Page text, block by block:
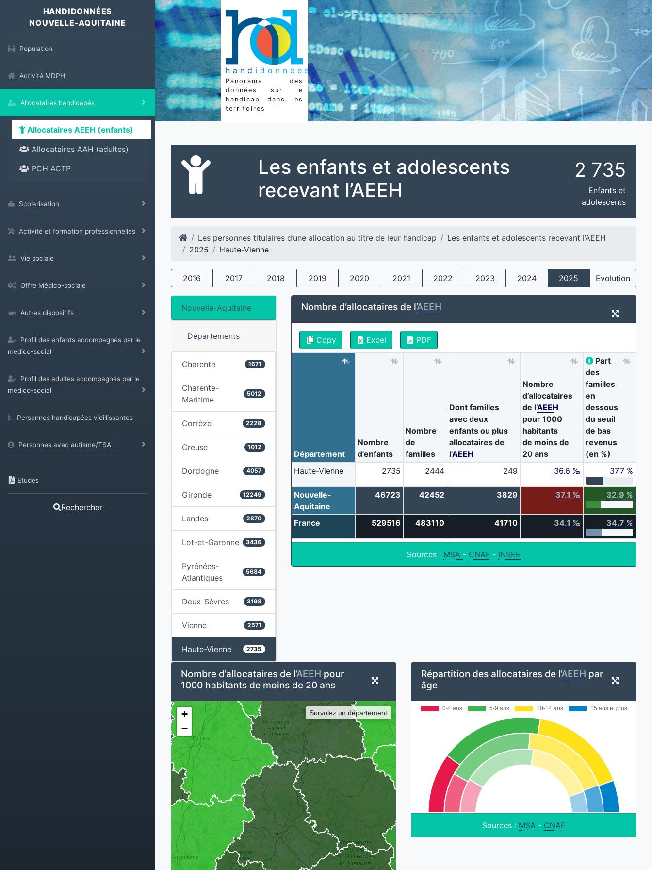
HANDIDONNÉES
NOUVELLE-AQUITAINE
Population
Activité MDPH
Allocataires handicapés
Allocataires AEEH (enfants)
Allocataires AAH (adultes)
PCH ACTP
Scolarisation
Activité et formation professionnelles
Vie sociale
Offre Médico-sociale
Autres dispositifs
Profil des enfants accompagnés par le
médico-social
Profil des adultes accompagnés par le
médico-social
Personnes handicapées vieillissantes
Personnes avec autisme/TSA
Etudes
Rechercher
handi données
Panorama des
données sur le
handicap dans les
territoires
Les enfants et adolescents
recevant l’AEEH
2 735
Enfants et
adolescents
Les personnes titulaires d’une allocation au titre de leur handicap
Les enfants et adolescents recevant l’AEEH
2025
Haute-Vienne
2016 2017 2018 2019 2020 2021 2022 2023 2024 2025 Evolution
Nouvelle-Aquitaine
Départements
Charente 1671
Charente-
Maritime
5012
Corrèze 2228
Creuse 1012
Dordogne 4057
Gironde 12249
Landes 2870
Lot-et-Garonne 3436
Pyrénées-
Atlantiques
5684
Deux-Sèvres 3198
Vienne 2571
Haute-Vienne 2735
Nombre d’allocataires de l’AEEH
Copy Excel PDF
Département
Nombre
d'enfants
Nombre
de
familles
Dont familles
avec deux
enfants ou plus
allocataires de
l'AEEH
Nombre
d’allocataires
de l’AEEH
pour 1000
habitants
de moins de
20 ans
Part
des
familles
en
dessous
du seuil
de bas
revenus
(en %)
Haute-Vienne
2735 2444 249 36.6 ‰ 37.7 %
Nouvelle-
Aquitaine
46723 42452 3829 37.1 ‰ 32.9 %
France 529516 483110 41710 34.1 ‰ 34.7 %
Sources : MSA - CNAF - INSEE
Nombre d’allocataires de l’AEEH pour
1000 habitants de moins de 20 ans
+
−
Survolez un département
Répartition des allocataires de l’AEEH par
âge
Sources : MSA - CNAF